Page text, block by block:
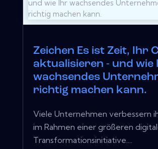
Zeichen Es ist Zeit, Ihr
aktualisieren - und wie
wachsendes
richtig machen kann.
Viele Unternehmen verbessern
im Rahmen einer größeren
Transformationsinitiative....